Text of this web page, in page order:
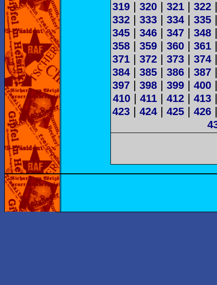
319 | 320 | 321 | 322
332 | 333 | 334| 335
345 | 346 | 347 | 348
358 | 359 | 360 | 361
371 | 372 | 373 | 374
384| 385 | 386 | 387
397 | 398 | 399 | 400
410| 411| 412| 413
423 | 424| 425 | 426